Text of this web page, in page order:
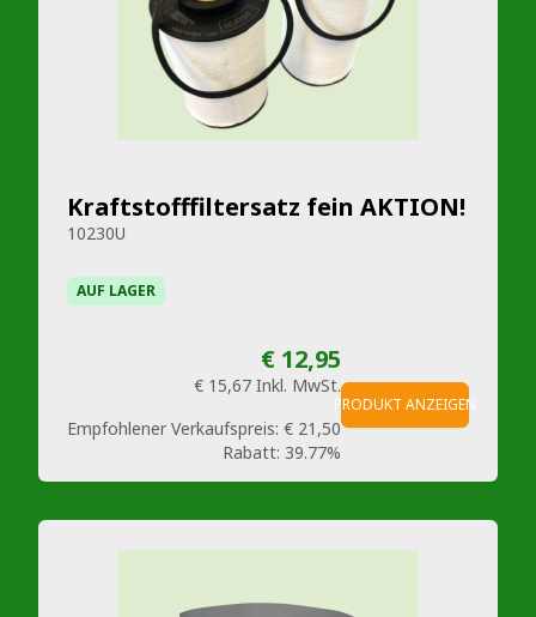
Kraftstofffiltersatz fein AKTION!
10230U
AUF LAGER
€ 12,95
€ 15,67 Inkl. MwSt.
Empfohlener Verkaufspreis: € 21,50
Rabatt: 39.77%
PRODUKT ANZEIGEN